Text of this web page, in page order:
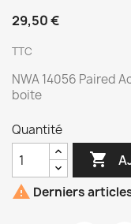
29,50 €
TTC
NWA 14056 Paired
boite
Quantité

 Derniers